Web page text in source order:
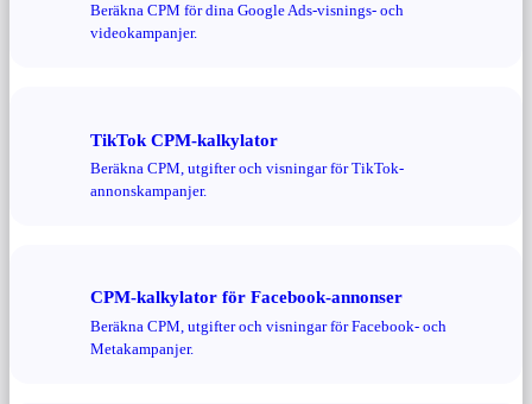
Beräkna CPM för dina Google Ads-visnings- och
videokampanjer.
TikTok CPM-kalkylator
Beräkna CPM, utgifter och visningar för TikTok-
annonskampanjer.
CPM-kalkylator för Facebook-annonser
Beräkna CPM, utgifter och visningar för Facebook- och
Metakampanjer.